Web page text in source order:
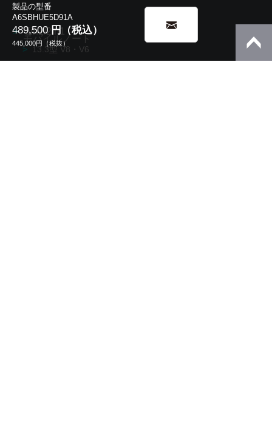
製品の型番
A6SBHUE5D91A
489,500円（税込）
445,000円（税抜）
5in1/2in1
モバイルノート
13.3型 V8・V6